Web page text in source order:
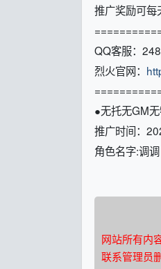
推广奖励可每
QQ客服：
烈火官网：
●无托无GM
推广时间：
角色名字:调调
网站所有内
联系管理员